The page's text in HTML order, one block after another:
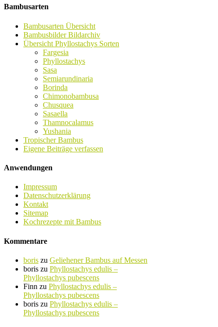
Bambusarten
Bambusarten Übersicht
Bambusbilder Bildarchiv
Übersicht Phyllostachys Sorten
Fargesia
Phyllostachys
Sasa
Semiarundinaria
Borinda
Chimonobambusa
Chusquea
Sasaella
Thamnocalamus
Yushania
Tropischer Bambus
Eigene Beiträge verfassen
Anwendungen
Impressum
Datenschutzerklärung
Kontakt
Sitemap
Kochrezepte mit Bambus
Kommentare
boris zu Geliehener Bambus auf Messen
boris zu Phyllostachys edulis –
Phyllostachys pubescens
Finn zu Phyllostachys edulis –
Phyllostachys pubescens
boris zu Phyllostachys edulis –
Phyllostachys pubescens